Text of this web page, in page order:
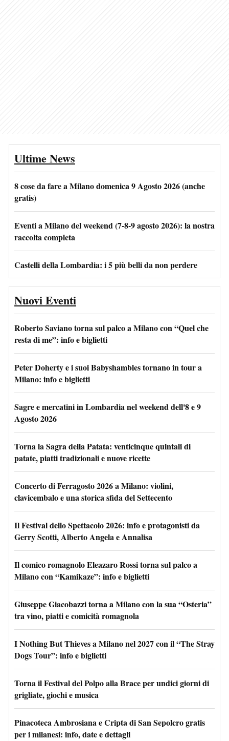
Ultime News
8 cose da fare a Milano domenica 9 Agosto 2026 (anche
gratis)
Eventi a Milano del weekend (7-8-9 agosto 2026): la nostra
raccolta completa
Castelli della Lombardia: i 5 più belli da non perdere
Nuovi Eventi
Roberto Saviano torna sul palco a Milano con “Quel che
resta di me”: info e biglietti
Peter Doherty e i suoi Babyshambles tornano in tour a
Milano: info e biglietti
Sagre e mercatini in Lombardia nel weekend dell'8 e 9
Agosto 2026
Torna la Sagra della Patata: venticinque quintali di
patate, piatti tradizionali e nuove ricette
Concerto di Ferragosto 2026 a Milano: violini,
clavicembalo e una storica sfida del Settecento
Il Festival dello Spettacolo 2026: info e protagonisti da
Gerry Scotti, Alberto Angela e Annalisa
Il comico romagnolo Eleazaro Rossi torna sul palco a
Milano con “Kamikaze”: info e biglietti
Giuseppe Giacobazzi torna a Milano con la sua “Osteria”
tra vino, piatti e comicità romagnola
I Nothing But Thieves a Milano nel 2027 con il “The Stray
Dogs Tour”: info e biglietti
Torna il Festival del Polpo alla Brace per undici giorni di
grigliate, giochi e musica
Pinacoteca Ambrosiana e Cripta di San Sepolcro gratis
per i milanesi: info, date e dettagli